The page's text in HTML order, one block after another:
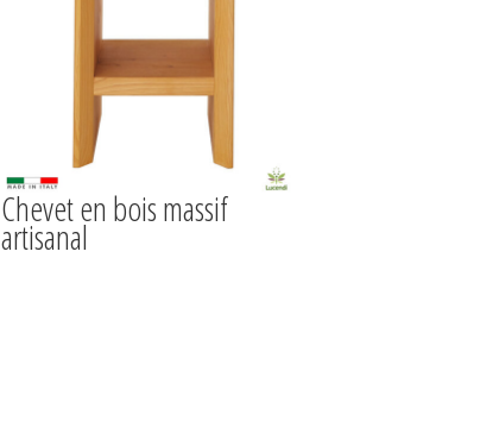
Chevet en bois massif
artisanal